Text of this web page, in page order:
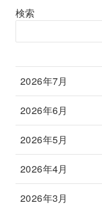
検索
2026年7月
2026年6月
2026年5月
2026年4月
2026年3月